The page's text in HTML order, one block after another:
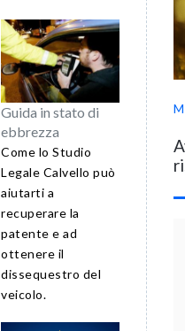
Guida in stato di
ebbrezza
Come lo Studio
Legale Calvello può
aiutarti a
recuperare la
patente e ad
ottenere il
dissequestro del
veicolo.